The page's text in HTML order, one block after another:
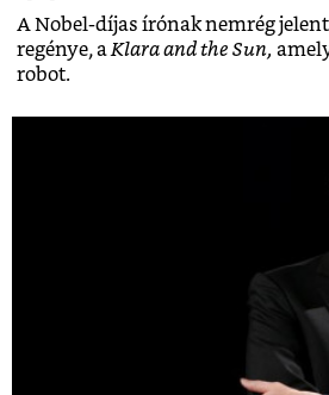
A Nobel-díjas írónak nemrég
regénye, a Klara and the Sun,
robot.